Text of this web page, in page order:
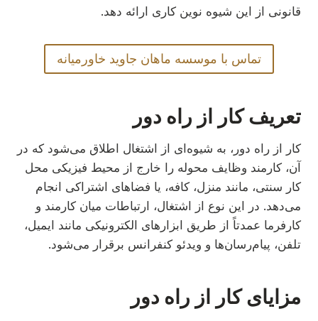
قانونی از این شیوه نوین کاری ارائه دهد.
تماس با موسسه ماهان جاوید خاورمیانه
تعریف کار از راه دور
کار از راه دور، به شیوه‌ای از اشتغال اطلاق می‌شود که در
آن، کارمند وظایف محوله را خارج از محیط فیزیکی محل
کار سنتی، مانند منزل، کافه، یا فضاهای اشتراکی انجام
می‌دهد. در این نوع از اشتغال، ارتباطات میان کارمند و
کارفرما عمدتاً از طریق ابزارهای الکترونیکی مانند ایمیل،
تلفن، پیام‌رسان‌ها و ویدئو کنفرانس برقرار می‌شود.
مزایای کار از راه دور